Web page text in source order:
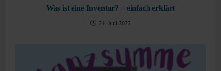
Was ist eine Inventur? – einfach erklärt
21. Juni 2022